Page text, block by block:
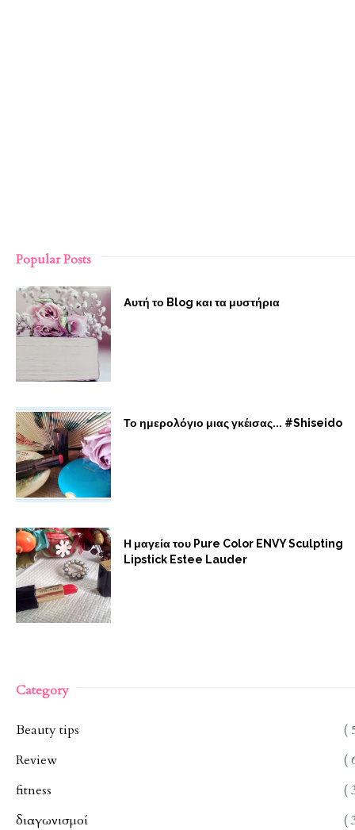
Popular Posts
Αυτή το Blog και τα μυστήρια
Το ημερολόγιο μιας γκέισας... #Shiseido
Η μαγεία του Pure Color ENVY Sculpting
Lipstick Estee Lauder
Category
Beauty tips
(
Review
(
fitness
(
διαγωνισμοί
(